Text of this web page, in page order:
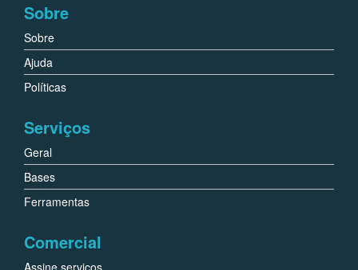
Sobre
Sobre
Ajuda
Políticas
Serviços
Geral
Bases
Ferramentas
Comercial